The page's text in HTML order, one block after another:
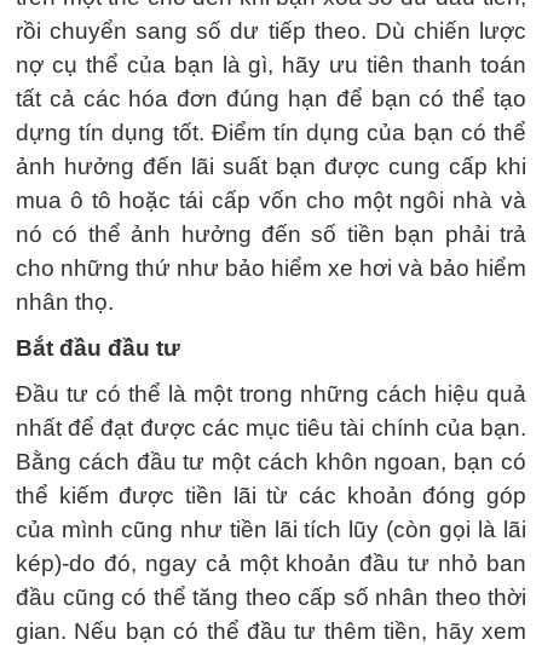
rồi chuyển sang số dư tiếp theo. Dù chiến lược
nợ cụ thể của bạn là gì, hãy ưu tiên thanh toán
tất cả các hóa đơn đúng hạn để bạn có thể tạo
dựng tín dụng tốt. Điểm tín dụng của bạn có thể
ảnh hưởng đến lãi suất bạn được cung cấp khi
mua ô tô hoặc tái cấp vốn cho một ngôi nhà và
nó có thể ảnh hưởng đến số tiền bạn phải trả
cho những thứ như bảo hiểm xe hơi và bảo hiểm
nhân thọ.
Bắt đầu đầu tư
Đầu tư có thể là một trong những cách hiệu quả
nhất để đạt được các mục tiêu tài chính của bạn.
Bằng cách đầu tư một cách khôn ngoan, bạn có
thể kiếm được tiền lãi từ các khoản đóng góp
của mình cũng như tiền lãi tích lũy (còn gọi là lãi
kép)-do đó, ngay cả một khoản đầu tư nhỏ ban
đầu cũng có thể tăng theo cấp số nhân theo thời
gian. Nếu bạn có thể đầu tư thêm tiền, hãy xem